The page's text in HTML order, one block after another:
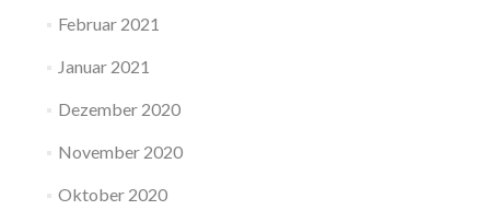
Februar 2021
Januar 2021
Dezember 2020
November 2020
Oktober 2020